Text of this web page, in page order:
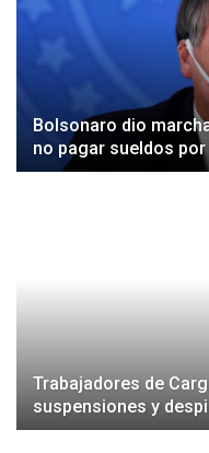
Bolsonaro dio
no pagar sueldos
Trabajadores de
suspensiones y